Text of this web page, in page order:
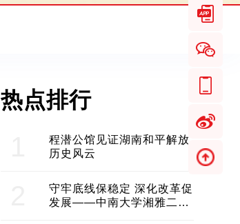
热点排行
程潜公馆见证湖南和平解放
历史风云
守牢底线保稳定 深化改革促
发展——中南大学湘雅二医